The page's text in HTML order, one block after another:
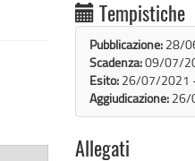
Tempistiche
Pubblicazione: 28/
Scadenza:09/07/
Esito: 26/07/2021
Aggiudicazione: 26/
Allegati